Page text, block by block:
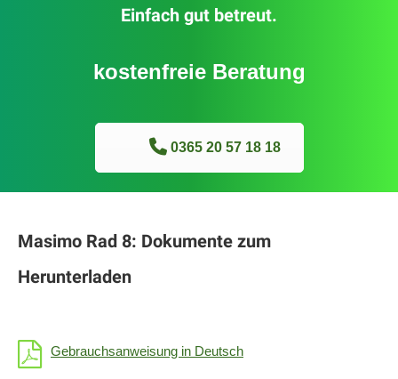
Einfach gut betreut.
kostenfreie Beratung
0365 20 57 18 18
Masimo Rad 8: Dokumente zum
Herunterladen
Gebrauchsanweisung in Deutsch